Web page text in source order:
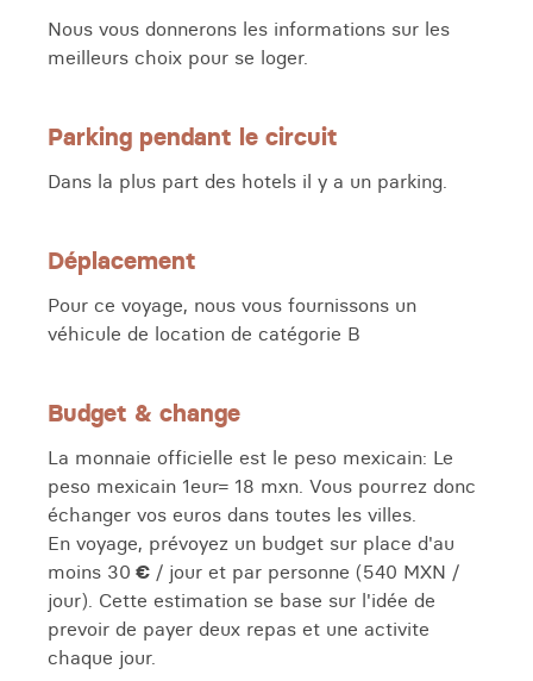
Nous vous donnerons les informations sur les
meilleurs choix pour se loger.
Parking pendant le circuit
Dans la plus part des hotels il y a un parking.
Déplacement
Pour ce voyage, nous vous fournissons un
véhicule de location de catégorie B
Budget & change
La monnaie officielle est le peso mexicain: Le
peso mexicain 1eur= 18 mxn. Vous pourrez donc
échanger vos euros dans toutes les villes.
En voyage, prévoyez un budget sur place d'au
moins 30 € / jour et par personne (540 MXN /
jour). Cette estimation se base sur l'idée de
prevoir de payer deux repas et une activite
chaque jour.